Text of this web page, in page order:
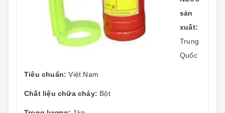
sản
xuất:
Trung
Quốc
Tiêu chuẩn: Việt Nam
Chất liệu chữa cháy: Bột